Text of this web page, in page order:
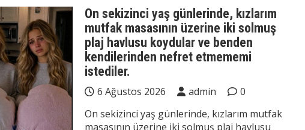
On sekizinci yaş günlerinde, kızlarım
mutfak masasının üzerine iki solmuş
plaj havlusu koydular ve benden
kendilerinden nefret etmememi
istediler.
6 Ağustos 2026 admin
0
On sekizinci yaş günlerinde, kızlarım mutfak
masasının üzerine iki solmuş plaj havlusu